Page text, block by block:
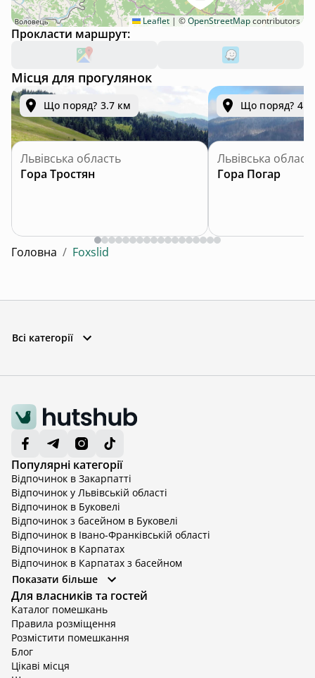
Leaflet | ©OpenStreetMapcontributors
Прокласти маршрут:
Місця для прогулянок
Що поряд? 3.7 км
Львівська область
Гора Тростян
Що поряд? 4.6
Львівська
Гора Погар
Головна / Foxslid
Всі категорії
Популярні категорії
Відпочинок в Закарпатті
Відпочинок у Львівській області
Відпочинок в Буковелі
Відпочинок з басейном в Буковелі
Відпочинок в Івано-Франківській області
Відпочинок в Карпатах
Відпочинок в Карпатах з басейном
Відпочинок в Київській області
Відпочинок в Київській області з басейном
Відпочинок в Тернопільській області
Відпочинок у Вінницькій області
Відпочинок в Яремче
Відпочинок у Львівській області з басейном
Відпочинок з басейном в Тернопільській області
Показати більше
Для власників та гостей
Каталог помешкань
Правила розміщення
Розмістити помешкання
Блог
Цікаві місця